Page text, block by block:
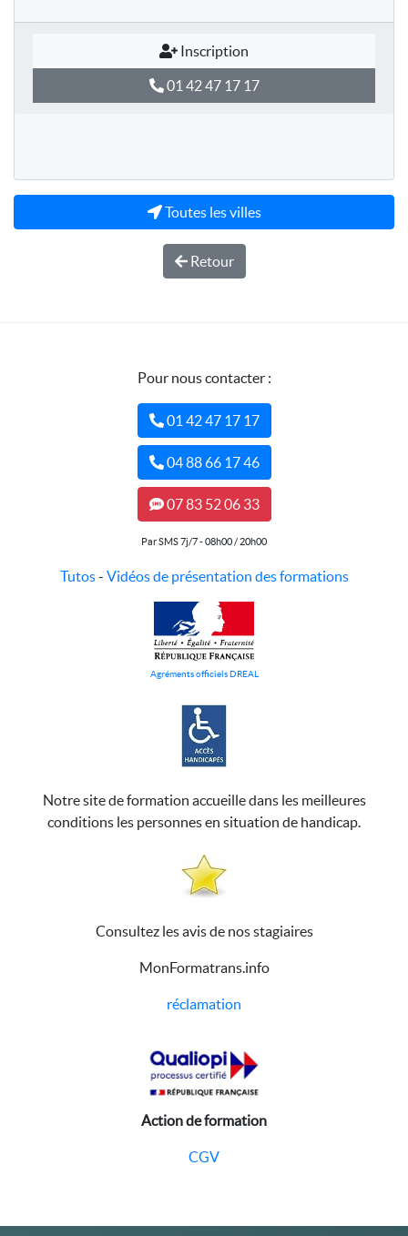
Inscription
01 42 47 17 17
Toutes les villes
Retour
Pour nous contacter :
01 42 47 17 17
04 88 66 17 46
07 83 52 06 33
Par SMS 7j/7 - 08h00 / 20h00
Tutos- Vidéos de présentation des formations
Agréments officiels DREAL
Notre site de formation accueille dans les meilleures
conditions les personnes en situation de handicap.
Consultez les avis de nos stagiaires
MonFormatrans.info
réclamation
Action de formation
CGV